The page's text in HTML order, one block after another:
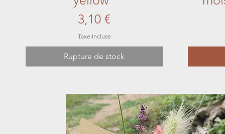
Prix
3,10 €
Taxe Incluse
Rupture de stock